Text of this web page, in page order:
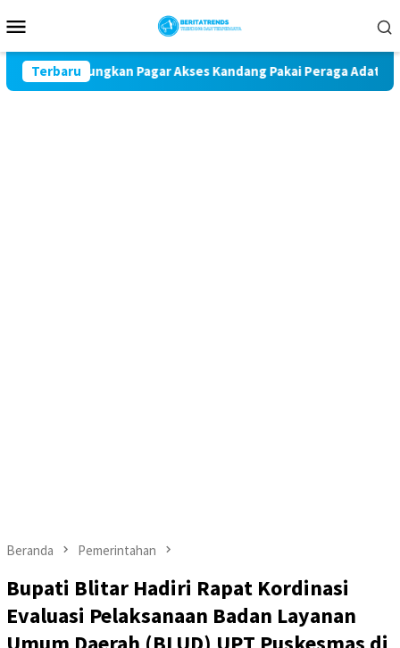
ke
Mobile
Terbaru
Dungkan Pagar Akses Kandang Pakai Peraga Adat
Beranda Pemerintahan
Bupati Blitar Hadiri Rapat Kordinasi
Evaluasi Pelaksanaan Badan Layanan